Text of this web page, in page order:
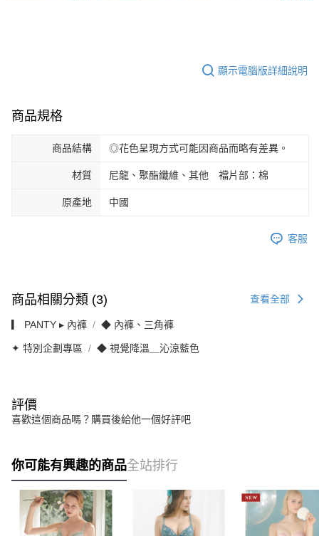
顯示電腦版詳細說明
商品規格
商品結構 ◎花色呈現方式可能因商品而略有差異。
材質 尼龍、聚酯纖維、其他 襠片部：棉
原產地 中國
客服
商品相關分類 (3) 查看全部
▎ PANTY ▸ 內褲 ◆ 內褲、三角褲
✦ 特別企劃專區 ◆ 視覺降溫＿沁涼藍色
評價
喜歡這個商品嗎？購買後給他一個好評吧
你可能有興趣的商品全站排行